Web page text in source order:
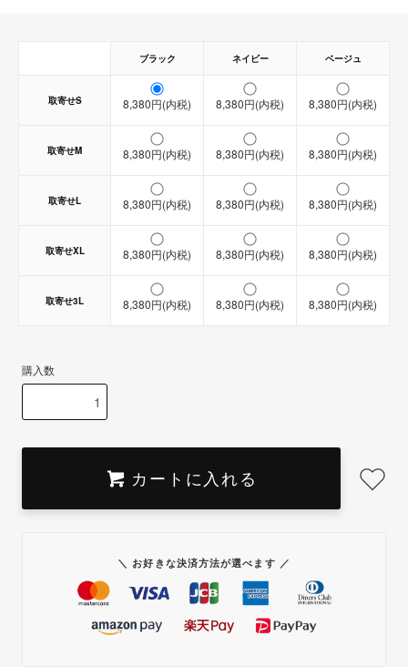
ブラック ネイビー ベージュ
取寄せS 8,380円(内税) 8,380円(内税) 8,380円(内税)
取寄せM 8,380円(内税) 8,380円(内税) 8,380円(内税)
取寄せL 8,380円(内税) 8,380円(内税) 8,380円(内税)
取寄せXL 8,380円(内税) 8,380円(内税) 8,380円(内税)
取寄せ3L 8,380円(内税) 8,380円(内税) 8,380円(内税)
購入数
カートに入れる
＼ お好きな決済方法が選べます ／